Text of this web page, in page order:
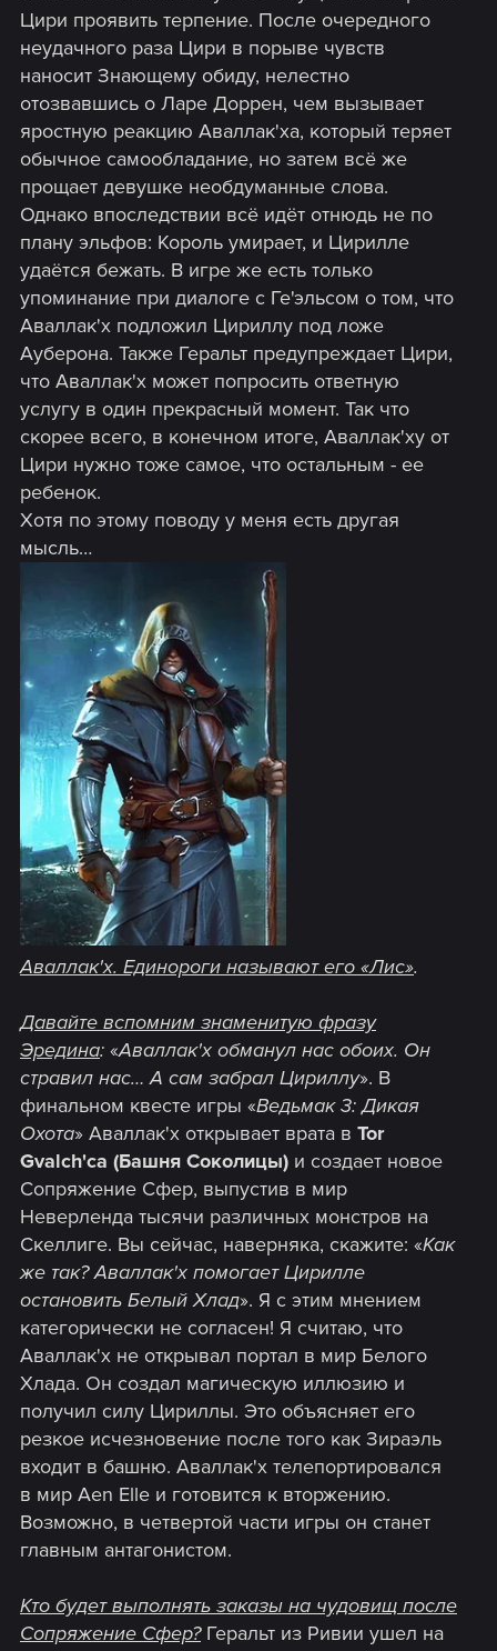
Цири проявить терпение. После очередного
неудачного раза Цири в порыве чувств
наносит Знающему обиду, нелестно
отозвавшись о Ларе Доррен, чем вызывает
яростную реакцию Аваллак'ха, который теряет
обычное самообладание, но затем всё же
прощает девушке необдуманные слова.
Однако впоследствии всё идёт отнюдь не по
плану эльфов: Король умирает, и Цирилле
удаётся бежать. В игре же есть только
упоминание при диалоге с Ге'эльсом о том, что
Аваллак'х подложил Цириллу под ложе
Ауберона. Также Геральт предупреждает Цири,
что Аваллак'х может попросить ответную
услугу в один прекрасный момент. Так что
скорее всего, в конечном итоге, Аваллак'ху от
Цири нужно тоже самое, что остальным - ее
ребенок.
Хотя по этому поводу у меня есть другая
мысль…
Аваллак'х. Единороги называют его «Лис».
Давайте вспомним знаменитую фразу
Эредина: «Аваллак'х обманул нас обоих. Он
стравил нас… А сам забрал Цириллу». В
финальном квесте игры «Ведьмак 3: Дикая
Охота» Аваллак'х открывает врата в Tor
Gvalch'ca (Башня Соколицы) и создает новое
Сопряжение Сфер, выпустив в мир
Неверленда тысячи различных монстров на
Скеллиге. Вы сейчас, наверняка, скажите: «Как
же так? Аваллак'х помогает Цирилле
остановить Белый Хлад». Я с этим мнением
категорически не согласен! Я считаю, что
Аваллак'х не открывал портал в мир Белого
Хлада. Он создал магическую иллюзию и
получил силу Цириллы. Это объясняет его
резкое исчезновение после того как Зираэль
входит в башню. Аваллак'х телепортировался
в мир Aen Elle и готовится к вторжению.
Возможно, в четвертой части игры он станет
главным антагонистом.
Кто будет выполнять заказы на чудовищ после
Сопряжение Сфер?Геральт из Ривии ушел на